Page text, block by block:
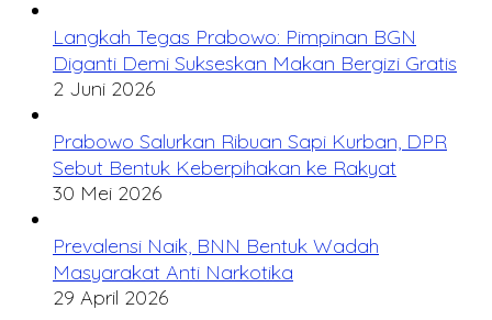
Langkah Tegas Prabowo: Pimpinan BGN
Diganti Demi Sukseskan Makan Bergizi Gratis
2 Juni 2026
Prabowo Salurkan Ribuan Sapi Kurban, DPR
Sebut Bentuk Keberpihakan ke Rakyat
30 Mei 2026
Prevalensi Naik, BNN Bentuk Wadah
Masyarakat Anti Narkotika
29 April 2026